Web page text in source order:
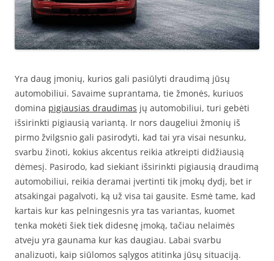
Yra daug įmonių, kurios gali pasiūlyti draudimą jūsų
automobiliui. Savaime suprantama, tie žmonės, kuriuos
domina pigiausias draudimas jų automobiliui, turi gebėti
išsirinkti pigiausią variantą. Ir nors daugeliui žmonių iš
pirmo žvilgsnio gali pasirodyti, kad tai yra visai nesunku,
svarbu žinoti, kokius akcentus reikia atkreipti didžiausią
dėmesį. Pasirodo, kad siekiant išsirinkti pigiausią draudimą
automobiliui, reikia deramai įvertinti tik įmokų dydį, bet ir
atsakingai pagalvoti, ką už visa tai gausite. Esmė tame, kad
kartais kur kas pelningesnis yra tas variantas, kuomet
tenka mokėti šiek tiek didesnę įmoką, tačiau nelaimės
atveju yra gaunama kur kas daugiau. Labai svarbu
analizuoti, kaip siūlomos sąlygos atitinka jūsų situaciją.